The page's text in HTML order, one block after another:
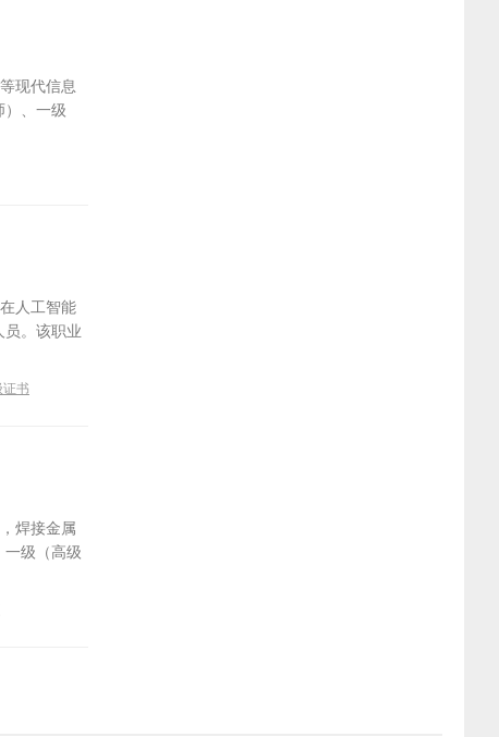
现代信息
、一级
人工智能
。该职业
书
焊接金属
级（高级